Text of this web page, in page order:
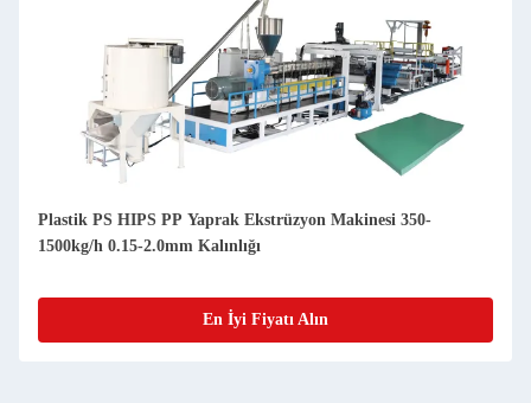
Plastik PS HIPS PP Yaprak Ekstrüzyon Makinesi 350-
1500kg/h 0.15-2.0mm Kalınlığı
En İyi Fiyatı Alın